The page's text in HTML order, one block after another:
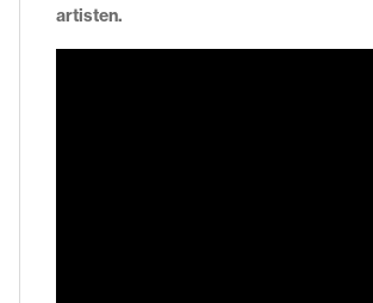
artisten.